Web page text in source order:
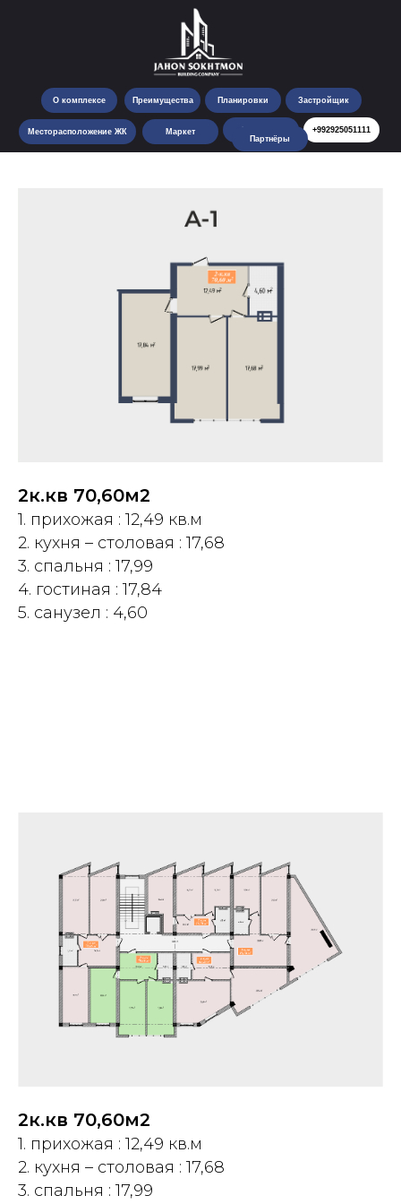
О комплексе Преимущества Планировки
Месторасположение ЖК
Застройщик
Маркет Контакты
+992925051111
Партнёры
2к.кв 70,60м2
1. прихожая : 12,49 кв.м
2. кухня – столовая : 17,68
3. спальня : 17,99
4. гостиная : 17,84
5. санузел : 4,60
2к.кв 70,60м2
1. прихожая : 12,49 кв.м
2. кухня – столовая : 17,68
3. спальня : 17,99